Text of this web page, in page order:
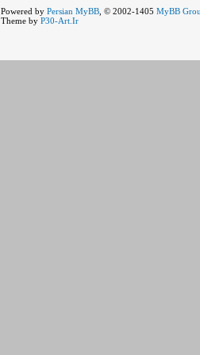
Powered by Persian MyBB , © 2002-1405 MyBB
Theme by P30-Art.Ir